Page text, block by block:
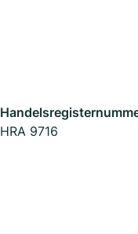
HRA 9716